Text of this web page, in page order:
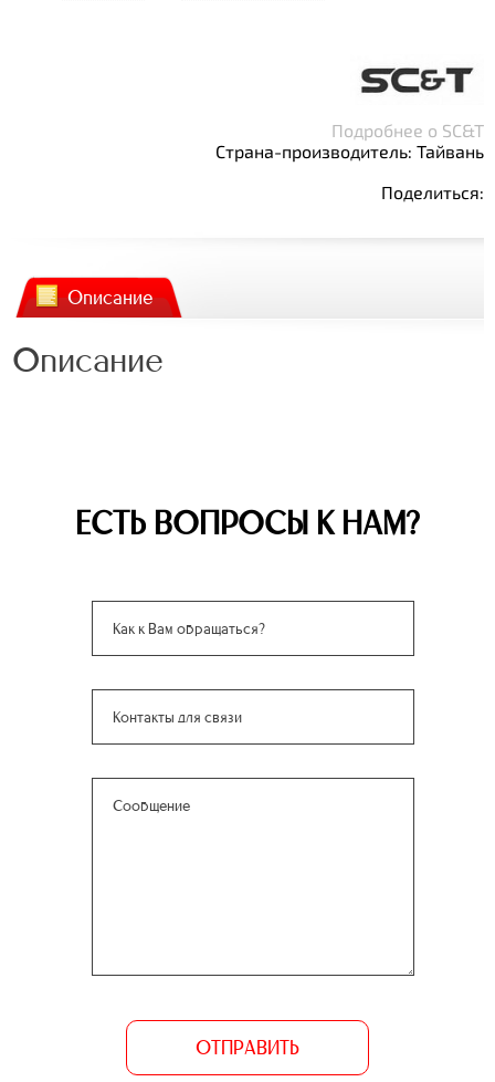
Подробнее о SC&T
Страна-производитель: Тайвань
Поделиться:
Описание
Описание
ЕСТЬ ВОПРОСЫ К НАМ?
ОТПРАВИТЬ